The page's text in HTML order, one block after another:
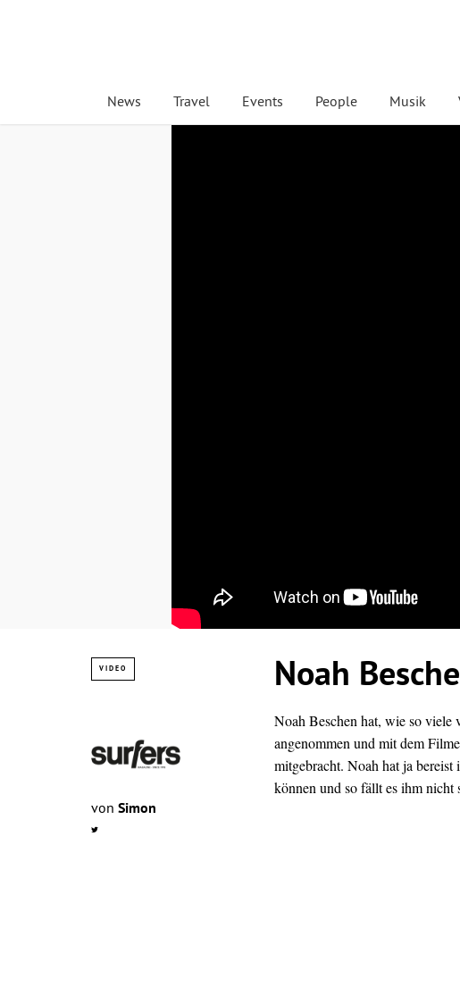
News Travel Events People Musik
VIDEO Noah
von Simon
Noah Beschen hat, wie so viele
angenommen und mit dem
mitgebracht. Noah hat ja
können und so fällt es ihm